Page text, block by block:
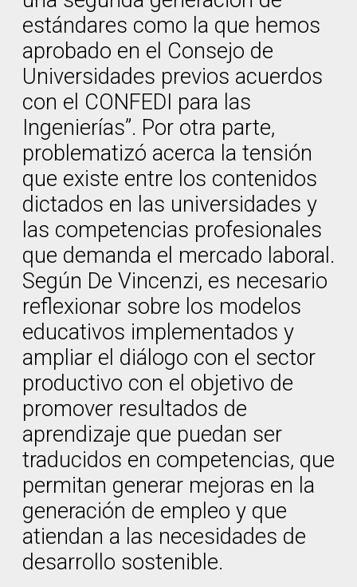
estándares como la que hemos
aprobado en el Consejo de
Universidades previos acuerdos
con el CONFEDI para las
Ingenierías”. Por otra parte,
problematizó acerca la tensión
que existe entre los contenidos
dictados en las universidades y
las competencias profesionales
que demanda el mercado laboral.
Según De Vincenzi, es necesario
reflexionar sobre los modelos
educativos implementados y
ampliar el diálogo con el sector
productivo con el objetivo de
promover resultados de
aprendizaje que puedan ser
traducidos en competencias, que
permitan generar mejoras en la
generación de empleo y que
atiendan a las necesidades de
desarrollo sostenible.